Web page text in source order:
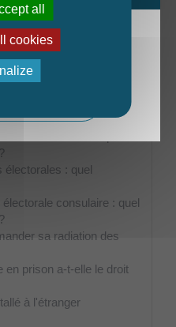
signalé son
prochaines élections
de la liste électorale
?
électorales : quel
consulaire : quel
sa radiation des
en prison a-t-elle le droit
à l'étranger
Mag est arrivée!
all
cookies